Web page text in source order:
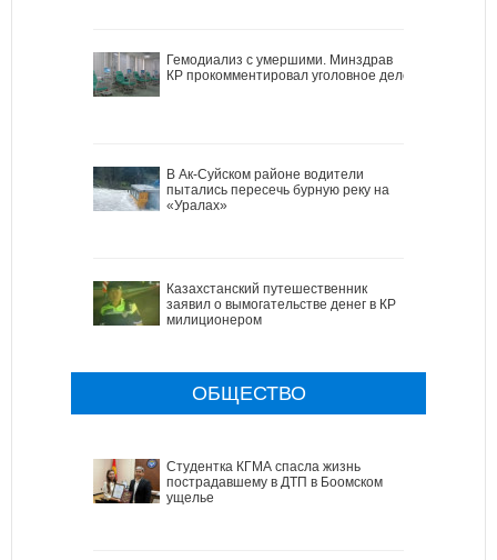
Гемодиализ с умершими. Минздрав
КР прокомментировал уголовное дело
В Ак-Суйском районе водители
пытались пересечь бурную реку на
«Уралах»
Казахстанский путешественник
заявил о вымогательстве денег в КР
милиционером
ОБЩЕСТВО
Студентка КГМА спасла жизнь
пострадавшему в ДТП в Боомском
ущелье